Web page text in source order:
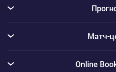
Матч-
Online